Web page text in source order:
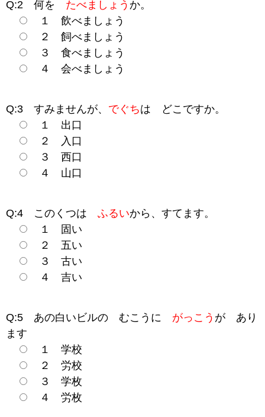
Q:2 何を たべましょう か。
１ 飲べましょう
２ 飼べましょう
３ 食べましょう
４ 会べましょう
Q:3 すみませんが、 でぐちは どこですか。
１ 出口
２ 入口
３ 西口
４ 山口
Q:4 このくつは ふるいから、すてます。
１ 固い
２ 五い
３ 古い
４ 吉い
Q:5 あの白いビルの むこうに がっこう が あり
ます
１ 学校
２ 労校
３ 学枚
４ 労枚